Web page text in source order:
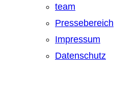
team
Pressebereich
Impressum
Datenschutz